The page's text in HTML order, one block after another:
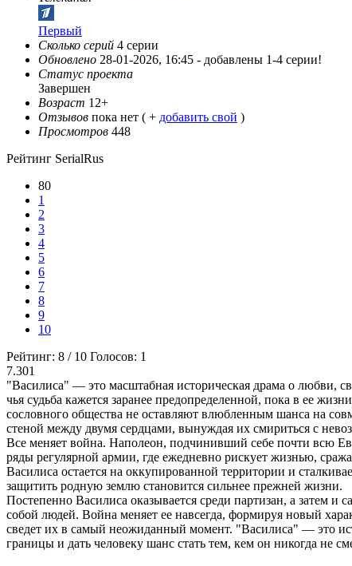
Первый
Сколько серий 4 серии
Обновлено 28-01-2026, 16:45 - добавлены 1-4 серии!
Статус проекта
Завершен
Возраст 12+
Отзывов пока нет ( + добавить свой )
Просмотров 448
Рейтинг SerialRus
80
1
2
3
4
5
6
7
8
9
10
Рейтинг: 8 / 10 Голосов: 1
7.301
"Василиса" — это масштабная историческая драма о любви,
чья судьба кажется заранее предопределенной, пока в ее
сословного общества не оставляют влюбленным шанса на
стеной между двумя сердцами, вынуждая их смириться с
Все меняет война. Наполеон, подчинивший себе почти всю
ряды регулярной армии, где ежедневно рискует жизнью,
Василиса остается на оккупированной территории и
защитить родную землю становится сильнее прежней жизни.
Постепенно Василиса оказывается среди партизан, а затем
собой людей. Война меняет ее навсегда, формируя новый
сведет их в самый неожиданный момент. "Василиса" — это
границы и дать человеку шанс стать тем, кем он никогда не